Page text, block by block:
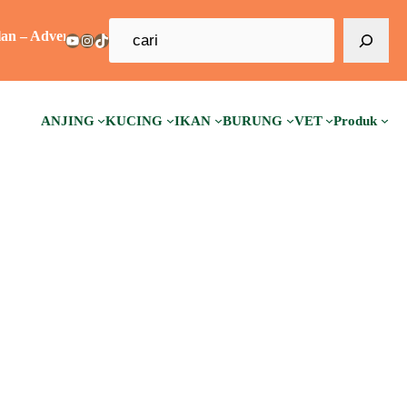
– Sponsorship – Guest Post – Backlink –
YouTube
Instagram
TikTok
a
r
i
ANJING KUCING IKAN BURUNG VET Produk